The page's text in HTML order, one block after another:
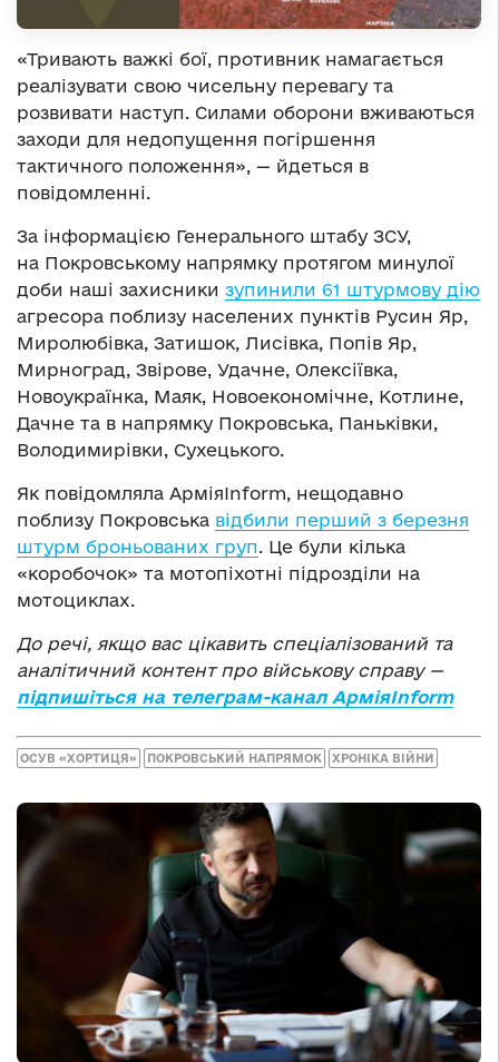
«Тривають важкі бої, противник намагається
реалізувати свою чисельну перевагу та
розвивати наступ. Силами оборони вживаються
заходи для недопущення погіршення
тактичного положення», — йдеться в
повідомленні.
За інформацією Генерального штабу ЗСУ,
на Покровському напрямку протягом минулої
доби наші захисники зупинили 61 штурмову дію
агресора поблизу населених пунктів Русин Яр,
Миролюбівка, Затишок, Лисівка, Попів Яр,
Мирноград, Звірове, Удачне, Олексіївка,
Новоукраїнка, Маяк, Новоекономічне, Котлине,
Дачне та в напрямку Покровська, Паньківки,
Володимирівки, Сухецького.
Як повідомляла АрміяInform, нещодавно
поблизу Покровська відбили перший з березня
штурм броньованих груп. Це були кілька
«коробочок» та мотопіхотні підрозділи на
мотоциклах.
До речі, якщо вас цікавить спеціалізований та
аналітичний контент про військову справу —
підпишіться на телеграм-канал АрміяInform
ОСУВ «ХОРТИЦЯ» ПОКРОВСЬКИЙ НАПРЯМОК ХРОНІКА ВІЙНИ